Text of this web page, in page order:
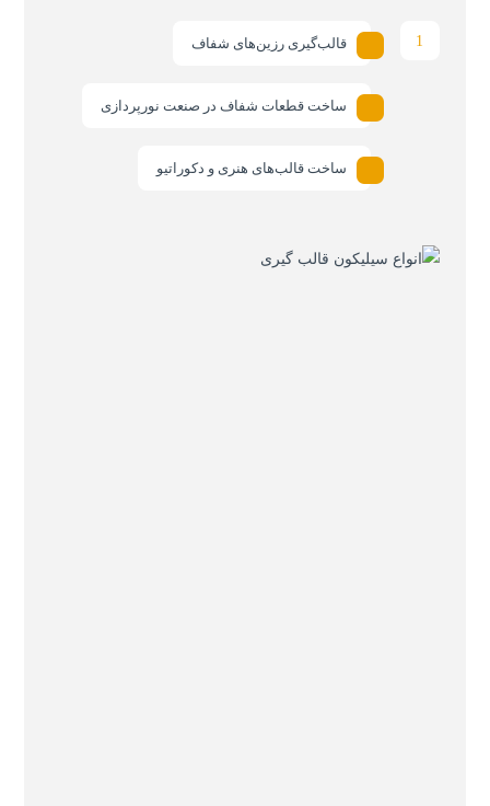
قالب‌گیری رزین‌های شفاف
ساخت قطعات شفاف در صنعت نورپردازی
ساخت قالب‌های هنری و دکوراتیو